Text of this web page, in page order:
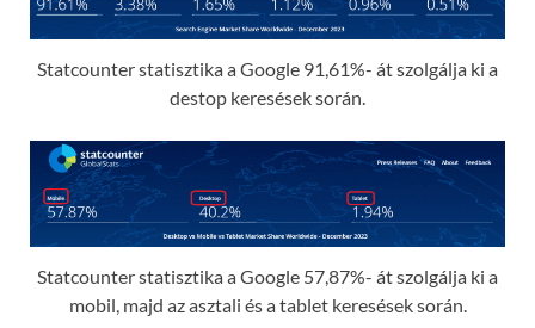
Statcounter statisztika a Google 91,61%- át szolgálja ki a
destop keresések során.
Statcounter statisztika a Google 57,87%- át szolgálja ki a
mobil, majd az asztali és a tablet keresések során.